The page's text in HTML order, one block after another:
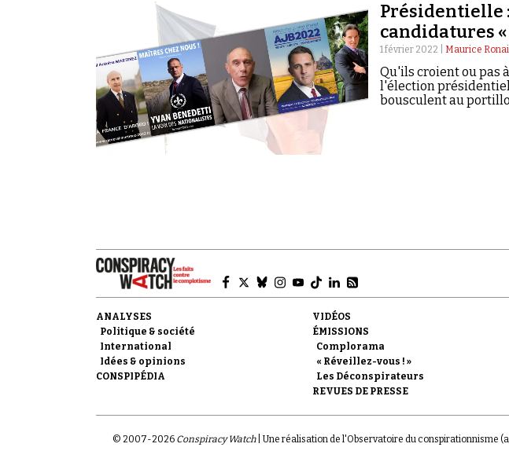
Présidentielle
candidatures
1 février 2022 | Maurice Ronai
Qu'ils croient ou pas
l'élection
bousculent au
ANALYSES
Politique & société
International
Idées & opinions
CONSPIPÉDIA
VIDÉOS
ÉMISSIONS
Complorama
« Réveillez-vous ! »
Les Déconspirateurs
REVUES DE PRESSE
© 2007-2026 Conspiracy Watch| Une réalisation de l'Observatoire du conspirationnisme